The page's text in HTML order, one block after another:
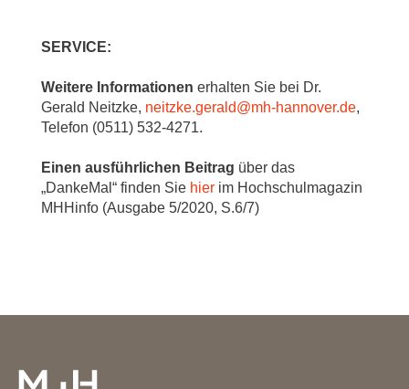
SERVICE:
Weitere Informationen erhalten Sie bei Dr.
Gerald Neitzke, neitzke.gerald@mh-hannover.de,
Telefon (0511) 532-4271.
Einen ausführlichen Beitrag über das
„DankeMal“ finden Sie hier im Hochschulmagazin
MHHinfo (Ausgabe 5/2020, S.6/7)